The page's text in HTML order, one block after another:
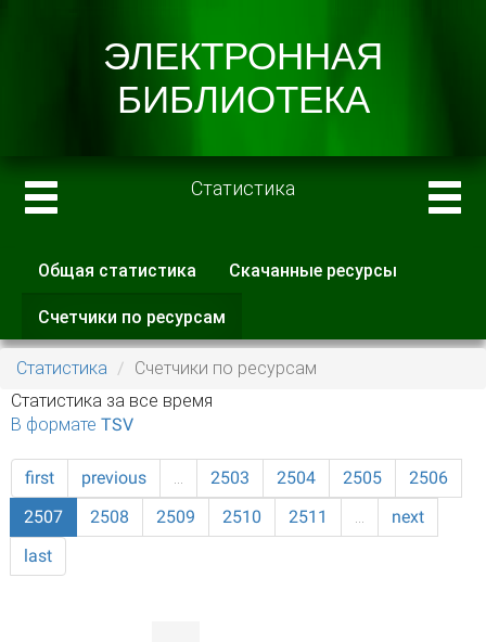
Статистика
Главные вкладки
Общая статистика Скачанные ресурсы
Счетчики по ресурсам
вкладка)
Статистика
Счетчики по ресурсам
Статистика за все время
В формате TSV
first previous … 2503 2504 2505
2506
2507
2508 2509 2510 2511 …
next
last